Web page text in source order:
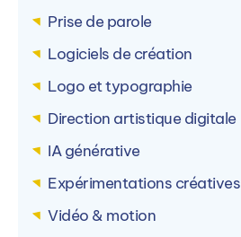
Prise de parole
Logiciels de création
Logo et typographie
Direction artistique digitale
IA générative
Expérimentations créatives
Vidéo & motion